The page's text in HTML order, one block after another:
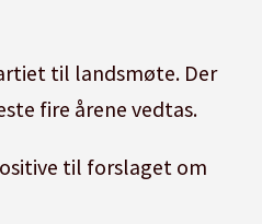
til landsmøte. Der
fire årene vedtas.
til forslaget om